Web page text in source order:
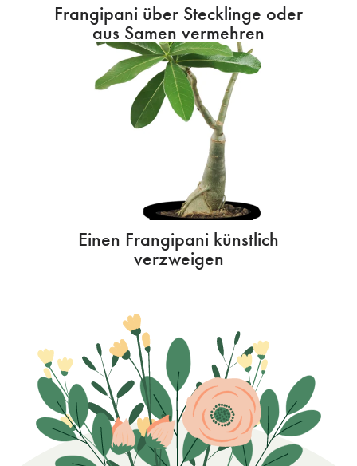
Frangipani über Stecklinge oder
aus Samen vermehren
Einen Frangipani künstlich
verzweigen